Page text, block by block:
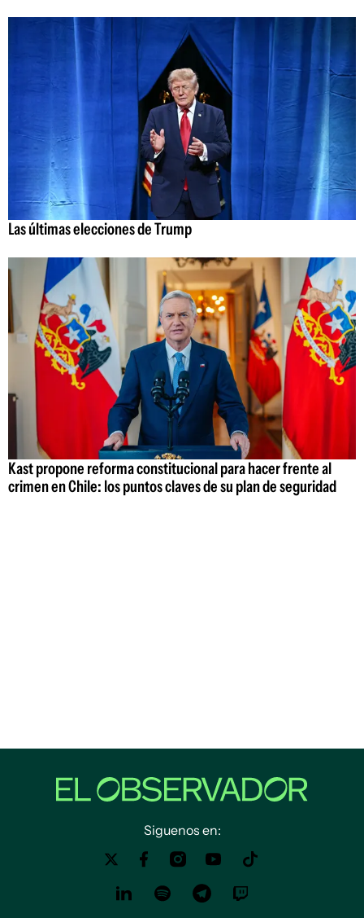
Las últimas elecciones de Trump
Kast propone reforma constitucional para hacer frente al
crimen en Chile: los puntos claves de su plan de seguridad
Siguenos en: